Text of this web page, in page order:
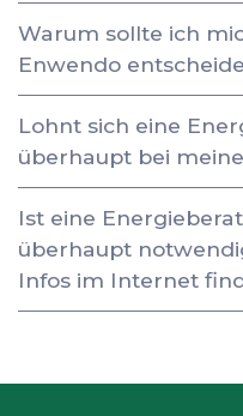
Warum sollte ich
Enwendo
Lohnt sich eine
überhaupt bei
Ist eine
überhaupt
Infos im Internet